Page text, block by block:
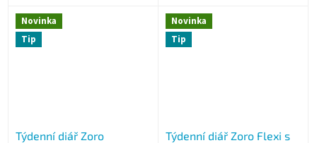
cesty. Matně laminované desky
s...
uzavírání na gumičku, krémový
papír a...
Novinka
Tip
Týdenní diář Zoro
Novinka
Tip
Týdenní diář Zoro Flexi s